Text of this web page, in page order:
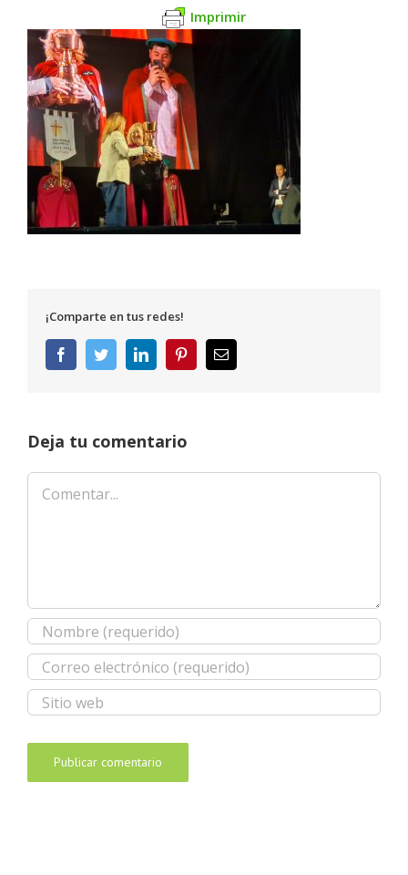
Imprimir
¡Comparte en tus redes!
FacebookTwitterLinkedInPinterestCorreo
electrónico
Deja tu comentario
Comentar